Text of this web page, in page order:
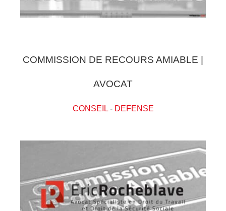
COMMISSION DE RECOURS AMIABLE |
AVOCAT
CONSEIL- DEFENSE